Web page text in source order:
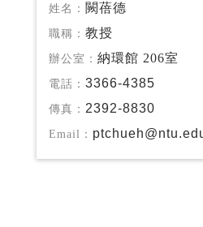
姓名： 闕蓓德
職稱： 教授
辦公室： 納環館 206室
電話： 3366-4385
傳真： 2392-8830
Email：